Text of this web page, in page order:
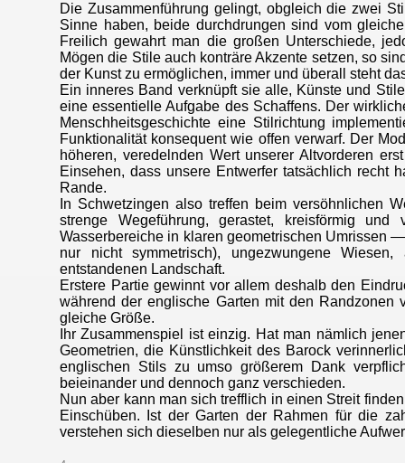
Die Zusammenführung gelingt, obgleich die zwei
Sinne haben, beide durchdrungen sind vom
Freilich gewahrt man die großen Unterschiede,
Mögen die Stile auch konträre Akzente setzen, so
der Kunst zu ermöglichen, immer und überall steht
Ein inneres Band verknüpft sie alle, Künste und
eine essentielle Aufgabe des Schaffens. Der
Menschheitsgeschichte eine Stilrichtung
Funktionalität konsequent wie offen verwarf. Der
höheren, veredelnden Wert unserer Altvorderen
Einsehen, dass unsere Entwerfer tatsächlich recht
Rande.
In Schwetzingen also treffen beim versöhnlichen
strenge Wegeführung, gerastet, kreisförmig
Wasserbereiche in klaren geometrischen Umrissen
nur nicht symmetrisch), ungezwungene
entstandenen Landschaft.
Erstere Partie gewinnt vor allem deshalb den
während der englische Garten mit den
gleiche Größe.
Ihr Zusammenspiel ist einzig. Hat man nämlich
Geometrien, die Künstlichkeit des Barock
englischen Stils zu umso größerem Dank
beieinander und dennoch ganz verschieden.
Nun aber kann man sich trefflich in einen Streit
Einschüben. Ist der Garten der Rahmen für die
verstehen sich dieselben nur als gelegentliche